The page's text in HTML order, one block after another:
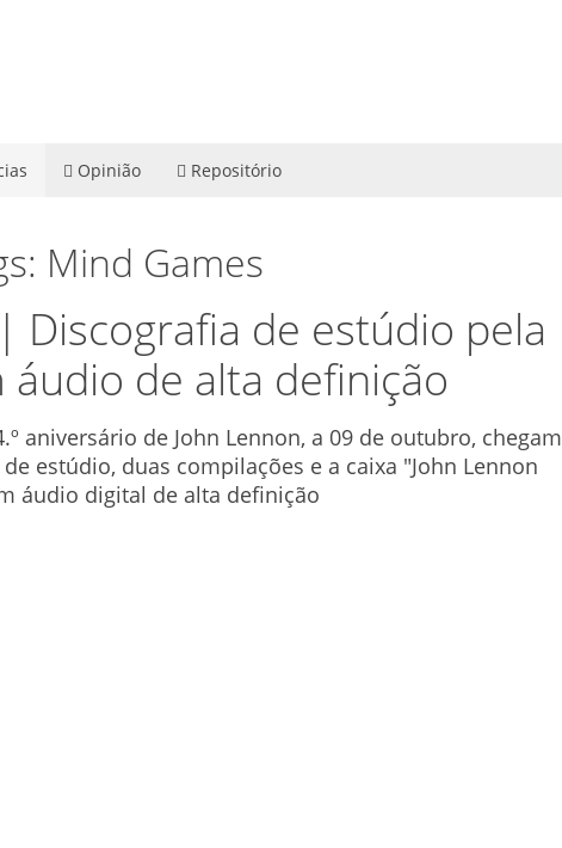
Opinião Repositório
Mind Games
Discografia de estúdio pela
de alta definição
aniversário de John Lennon, a 09 de outubro, chegam
estúdio, duas compilações e a caixa "John Lennon
áudio digital de alta definição